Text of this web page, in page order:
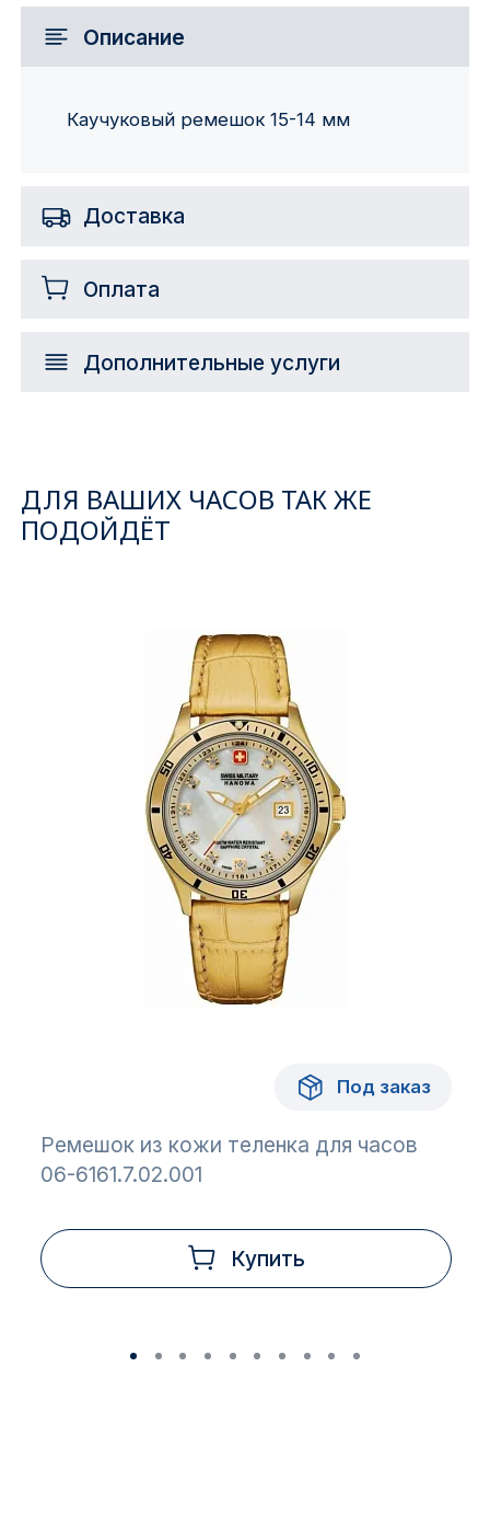
Описание
Каучуковый ремешок 15-14 мм
Доставка
Оплата
Дополнительные услуги
ДЛЯ ВАШИХ ЧАСОВ ТАК ЖЕ
ПОДОЙДЁТ
Под заказ
Ремешок из кожи теленка для часов
06-6161.7.02.001
Купить